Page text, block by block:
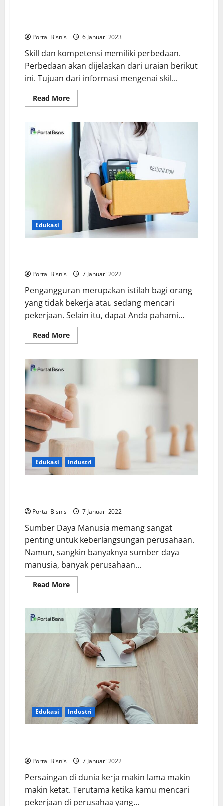
Portal Bisnis 6 Januari 2023
Skill dan kompetensi memiliki perbedaan.
Perbedaan akan dijelaskan dari uraian berikut
ini. Tujuan dari informasi mengenai skil...
Read More
Edukasi
Portal Bisnis 7 Januari 2022
Pengangguran merupakan istilah bagi orang
yang tidak bekerja atau sedang mencari
pekerjaan. Selain itu, dapat Anda pahami...
Read More
Edukasi Industri
Portal Bisnis 7 Januari 2022
Sumber Daya Manusia memang sangat
penting untuk keberlangsungan perusahaan.
Namun, sangkin banyaknya sumber daya
manusia, banyak perusahaan...
Read More
Edukasi Industri
Portal Bisnis 7 Januari 2022
Persaingan di dunia kerja makin lama makin
makin ketat. Terutama ketika kamu mencari
pekerjaan di perusahaa yang...